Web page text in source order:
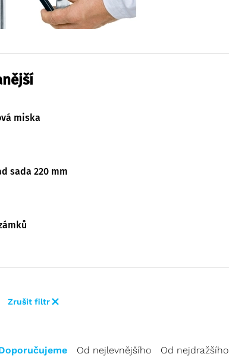
miska
sada 220 mm
Zrušit filtr
Od nejlevnějšího Od nejdražšího